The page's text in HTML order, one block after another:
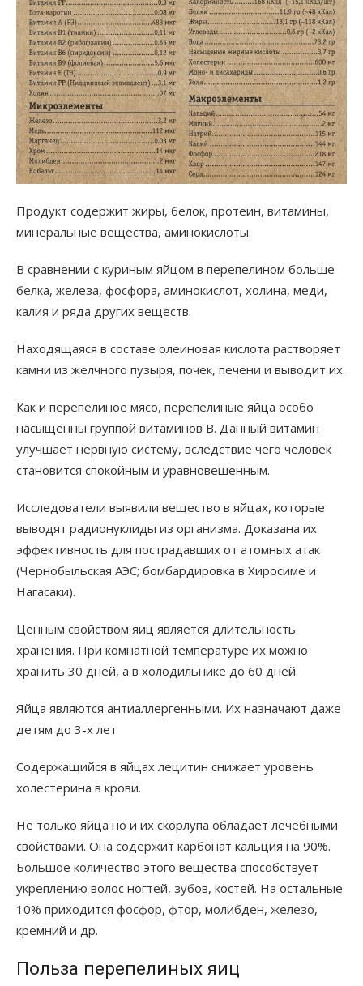
Продукт содержит жиры, белок, протеин, витамины,
минеральные вещества, аминокислоты.
В сравнении с куриным яйцом в перепелином больше
белка, железа, фосфора, аминокислот, холина, меди,
калия и ряда других веществ.
Находящаяся в составе олеиновая кислота растворяет
камни из желчного пузыря, почек, печени и выводит их.
Как и перепелиное мясо, перепелиные яйца особо
насыщенны группой витаминов В. Данный витамин
улучшает нервную систему, вследствие чего человек
становится спокойным и уравновешенным.
Исследователи выявили вещество в яйцах, которые
выводят радионуклиды из организма. Доказана их
эффективность для пострадавших от атомных атак
(Чернобыльская АЭС; бомбардировка в Хиросиме и
Нагасаки).
Ценным свойством яиц является длительность
хранения. При комнатной температуре их можно
хранить 30 дней, а в холодильнике до 60 дней.
Яйца являются антиаллергенными. Их назначают даже
детям до 3-х лет
Содержащийся в яйцах лецитин снижает уровень
холестерина в крови.
Не только яйца но и их скорлупа обладает лечебными
свойствами. Она содержит карбонат кальция на 90%.
Большое количество этого вещества способствует
укреплению волос ногтей, зубов, костей. На остальные
10% приходится фосфор, фтор, молибден, железо,
кремний и др.
Польза перепелиных яиц